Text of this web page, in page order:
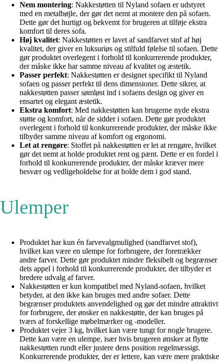
Nem montering: Nakkestøtten til Nyland sofaen er udstyret
med en metalbøjle, der gør det nemt at montere den på sofaen.
Dette gør det hurtigt og bekvemt for brugeren at tilføje ekstra
komfort til deres sofa.
Høj kvalitet: Nakkestøtten er lavet af sandfarvet stof af høj
kvalitet, der giver en luksuriøs og stilfuld følelse til sofaen. Dette
gør produktet overlegent i forhold til konkurrerende produkter,
der måske ikke har samme niveau af kvalitet og æstetik.
Passer perfekt: Nakkestøtten er designet specifikt til Nyland
sofaen og passer perfekt til dens dimensioner. Dette sikrer, at
nakkestøtten passer sømløst ind i sofaens design og giver en
ensartet og elegant æstetik.
Ekstra komfort: Med nakkestøtten kan brugerne nyde ekstra
støtte og komfort, når de sidder i sofaen. Dette gør produktet
overlegent i forhold til konkurrerende produkter, der måske ikke
tilbyder samme niveau af komfort og ergonomi.
Let at rengøre: Stoffet på nakkestøtten er let at rengøre, hvilket
gør det nemt at holde produktet rent og pænt. Dette er en fordel i
forhold til konkurrerende produkter, der måske kræver mere
besvær og vedligeholdelse for at holde dem i god stand.
Ulemper
Produktet har kun én farvevalgmulighed (sandfarvet stof),
hvilket kan være en ulempe for forbrugere, der foretrækker
andre farver. Dette gør produktet mindre fleksibelt og begrænser
dets appel i forhold til konkurrerende produkter, der tilbyder et
bredere udvalg af farver.
Nakkestøtten er kun kompatibel med Nyland-sofaen, hvilket
betyder, at den ikke kan bruges med andre sofaer. Dette
begrænser produktets anvendelighed og gør det mindre attraktivt
for forbrugere, der ønsker en nakkestøtte, der kan bruges på
tværs af forskellige møbelmærker og -modeller.
Produktet vejer 3 kg, hvilket kan være tungt for nogle brugere.
Dette kan være en ulempe, især hvis brugeren ønsker at flytte
nakkestøtten rundt eller justere dens position regelmæssigt.
Konkurrerende produkter, der er lettere, kan være mere praktiske